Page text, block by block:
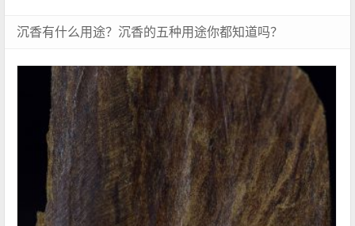
沉香有什么用途？沉香的五种用途你都知道吗？